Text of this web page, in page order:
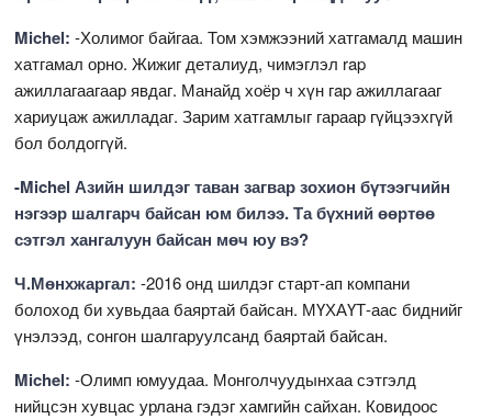
Michel: -Холимог байгаа. Том хэмжээний хатгамалд машин
хатгамал орно. Жижиг деталиуд, чимэглэл rap
ажиллагаагаар явдаг. Манайд хоёр ч хүн гap ажиллагааг
хариуцаж ажилладаг. Зарим хатгамлыг гараар гүйцээхгүй
бол болдоггүй.
-Michel Азийн шилдэг таван загвар зохион бүтээгчийн
нэгээр шалгарч байсан юм билээ. Та бүхний өөртөө
сэтгэл хангалуун байсан мөч юу вэ?
Ч.Мөнхжаргал: -2016 онд шилдэг старт-ап компани
болоход би хувьдаа баяртай байсан. МҮХАҮТ-аас биднийг
үнэлээд, сонгон шалгаруулсанд баяртай байсан.
Michel:-Олимп юмуудаа. Монголчуудынхаа сэтгэлд
нийцсэн хувцас урлана гэдэг хамгийн сайхан. Ковидоос